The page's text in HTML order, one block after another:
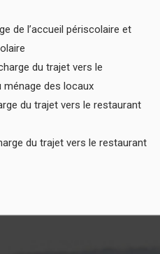
de l’accueil périscolaire et
du trajet vers le
des locaux
du trajet vers le restaurant
du trajet vers le restaurant